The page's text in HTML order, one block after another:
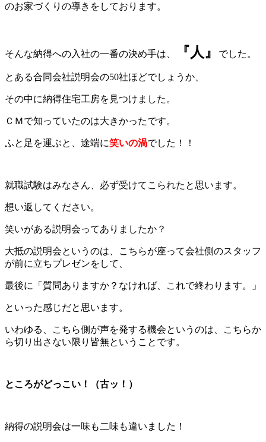
のお家づくりの導きをしております。
そんな納得への入社の一番の決め手は、 『人』 でした。
とある合同会社説明会の50社ほどでしょうか、
その中に納得住宅工房を見つけました。
ＣＭで知っていたのは大きかったです。
ふと足を運ぶと、途端に笑いの渦でした！！
就職試験はみなさん、必ず受けてこられたと思います。
想い返してください。
笑いがある説明会ってありましたか？
大抵の説明会というのは、こちらが座って会社側のスタッフ
が前に立ちプレゼンをして、
最後に「質問ありますか？なければ、これで終わります。」
といった感じだと思います。
いわゆる、こちら側が声を発する機会というのは、こちらか
ら切り出さない限り皆無ということです。
ところがどっこい！（古ッ！）
納得の説明会は一味も二味も違いました！